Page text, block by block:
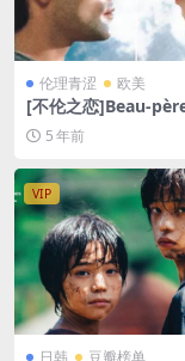
伦理青涩 欧美
[不伦之恋]Beau-
[百度网盘+迅雷云盘
P超清未删减][MP4/
声中字]
5 年前
VIP
日韩 豆瓣榜单